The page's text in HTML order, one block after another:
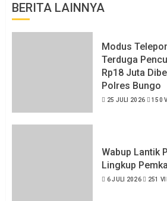
BERITA LAINNYA
Modus
Terduga
Rp18 Juta
Polres Bungo
25 JULI 2026 150
Wabup Lantik
Lingkup
6 JULI 2026 251